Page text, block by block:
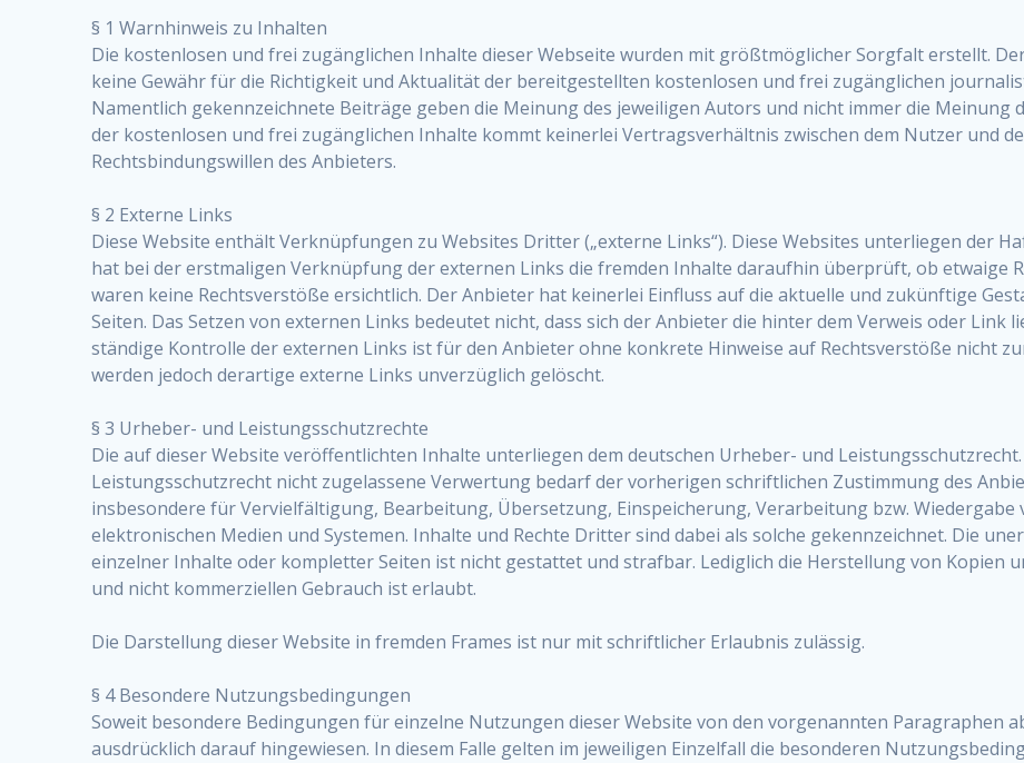
§ 1 Warnhinweis zu Inhalten
Die kostenlosen und frei zugänglichen Inhalte dieser Webseite wurden mit größtmöglicher Sorgfalt erstellt.
keine Gewähr für die Richtigkeit und Aktualität der bereitgestellten kostenlosen und frei zugänglichen
Namentlich gekennzeichnete Beiträge geben die Meinung des jeweiligen Autors und nicht immer die Meinung
der kostenlosen und frei zugänglichen Inhalte kommt keinerlei Vertragsverhältnis zwischen dem Nutzer und
Rechtsbindungswillen des Anbieters.
§ 2 Externe Links
Diese Website enthält Verknüpfungen zu Websites Dritter („externe Links“). Diese Websites unterliegen der
hat bei der erstmaligen Verknüpfung der externen Links die fremden Inhalte daraufhin überprüft, ob etwaige
waren keine Rechtsverstöße ersichtlich. Der Anbieter hat keinerlei Einfluss auf die aktuelle und zukünftige
Seiten. Das Setzen von externen Links bedeutet nicht, dass sich der Anbieter die hinter dem Verweis oder Link
ständige Kontrolle der externen Links ist für den Anbieter ohne konkrete Hinweise auf Rechtsverstöße nicht
werden jedoch derartige externe Links unverzüglich gelöscht.
§ 3 Urheber- und Leistungsschutzrechte
Die auf dieser Website veröffentlichten Inhalte unterliegen dem deutschen Urheber- und
Leistungsschutzrecht nicht zugelassene Verwertung bedarf der vorherigen schriftlichen Zustimmung des
insbesondere für Vervielfältigung, Bearbeitung, Übersetzung, Einspeicherung, Verarbeitung bzw.
elektronischen Medien und Systemen. Inhalte und Rechte Dritter sind dabei als solche gekennzeichnet. Die
einzelner Inhalte oder kompletter Seiten ist nicht gestattet und strafbar. Lediglich die Herstellung von Kopien
und nicht kommerziellen Gebrauch ist erlaubt.
Die Darstellung dieser Website in fremden Frames ist nur mit schriftlicher Erlaubnis zulässig.
§ 4 Besondere Nutzungsbedingungen
Soweit besondere Bedingungen für einzelne Nutzungen dieser Website von den vorgenannten Paragraphen
ausdrücklich darauf hingewiesen. In diesem Falle gelten im jeweiligen Einzelfall die besonderen